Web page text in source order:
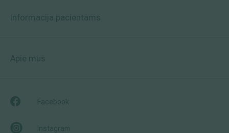
Informacija pacientams
Apie mus
Facebook
Instagram